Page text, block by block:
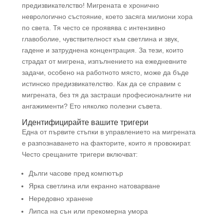
предизвикателство! Мигрената е хронично
неврологично състояние, което засяга милиони хора
по света. Тя често се проявява с интензивно
главоболие, чувствителност към светлина и звук,
гадене и затруднена концентрация. За тези, които
страдат от мигрена, изпълнението на ежедневните
задачи, особено на работното място, може да бъде
истинско предизвикателство. Как да се справим с
мигрената, без тя да застраши професионалните ни
ангажименти? Ето няколко полезни съвета.
Идентифицирайте вашите тригери
Една от първите стъпки в управлението на мигрената
е разпознаването на факторите, които я провокират.
Често срещаните тригери включват:
Дълги часове пред компютър
Ярка светлина или екранно натоварване
Нередовно хранене
Липса на сън или прекомерна умора